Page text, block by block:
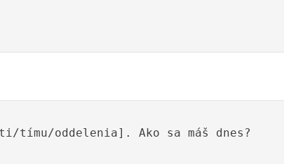
tímu/oddelenia]. Ako sa máš dnes?